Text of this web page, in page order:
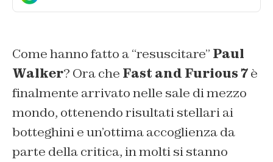
Come hanno fatto a “resuscitare” Paul
Walker? Ora che Fast and Furious 7è
finalmente arrivato nelle sale di mezzo
mondo, ottenendo risultati stellari ai
botteghini e un’ottima accoglienza da
parte della critica, in molti si stanno